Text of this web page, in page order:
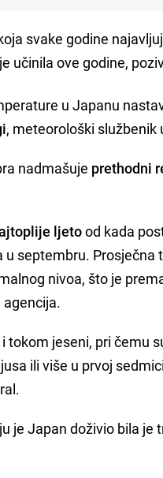
svake godine
učinila ove godine,
u Japanu
, meteorološki službenik
nadmašuje prethodni
ljetood kada
septembru.
nivoa, što je
tokom jeseni, pri čemu
ili više u prvoj
je Japan doživio bila